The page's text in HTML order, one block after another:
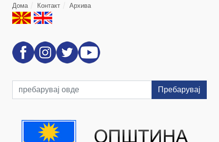
Дома Контакт Архива
Пребарувај